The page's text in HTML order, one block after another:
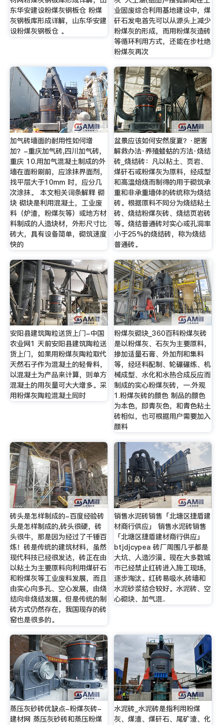
东华安建设粉煤灰钢板仓 粉煤
灰钢板库形成详解，山东华安建
设粉煤灰钢板仓 。
业固废综合利用基地建设中，煤
矸石发电首先可以从源头上减少
粉煤灰的形成，而用粉煤灰造砖
等循环利用方式，还能在步杜绝
粉煤灰再次
加气砖墙面的耐用性如何增
加？-重庆加气砖,四川加气砖,
重庆 10.用加气混凝土制成的外
墙在面粉刷前，应涂抹界面剂，
找平层大于10mm 时，应分几
次涂抹。 本文相关词条解释 砌
块 砌块是利用混凝土，工业废
料（炉渣，粉煤灰等）或地方材
料制成的人造块材，外形尺寸比
砖大，具有设备简单，砌筑速度
快的
盆景应该如何安然度夏？·肥害
解救办法·养殖蝼蛄的方法·烧结
砖_烧结砖：凡以粘土、页岩、
煤矸石或粉煤灰为原料，经成型
和高温焙烧而制得的用于砌筑承
重和非承重墙体的砖统称为烧结
砖。根据原料不同分为烧结粘土
砖、烧结粉煤灰砖、烧结页岩砖
等。烧结普通砖对实心或孔洞率
小于25%的烧结砖，称为烧结
普通砖。
安阳县建筑陶粒送货上门-中国
农业网1 天前安阳县建筑陶粒送
货上门，如果用粉煤灰陶粒取代
天然石子作为混凝土的轻骨料，
以混凝土为产品来计算，则单方
混凝土的用灰量可大大增多。采
用粉煤灰陶粒混凝土同时
粉煤灰砌块_360百科粉煤灰砖
是以粉煤灰、石灰为主要原料，
掺加适量石膏、外加剂和集料
等，经坯料配制、轮碾碾练、机
械成型、水化和水热合成反应而
制成的实心粉煤灰砖，一.外观
1.粉煤灰砖的颜色 制品的颜色
为本色，即青灰色，和青色粘土
砖相似，也可根据用户需要加入
颜料
砖头是怎样制成的-百度经验砖
头是怎样制成的,砖头很硬，砖
头很牛，那是因为经过了千锤百
炼！砖是传统的建筑材料，虽然
现代科技已经很发达，砖正在由
以粘土为主要原料向利用煤矸石
和粉煤灰等工业废料发展，而且
由实心向多孔、空心发展，由烧
结向非烧结发展。但是传统的制
砖方式仍然存在，我国现存的砖
窑也是很多的。
销售水泥砖销售「北塘区捷盾建
材商行供应」 销售水泥砖销售
「北塘区捷盾建材商行供应」
btjdjcypea 砖厂周围几乎都是
大坑、人造沙漠。现在大多数城
市已经禁止红砖进入施工现场,
逐步淘汰。红砖易吸水,砖墙和
水泥砂浆结合较好。水泥砖、空
心砌块、加气混..
蒸压灰砂砖优缺点-粉煤灰砖-
建材网 蒸压灰砂砖和蒸压粉煤
水泥砖_水泥砖是指利用粉煤
灰、煤渣、煤矸石、尾矿渣、化